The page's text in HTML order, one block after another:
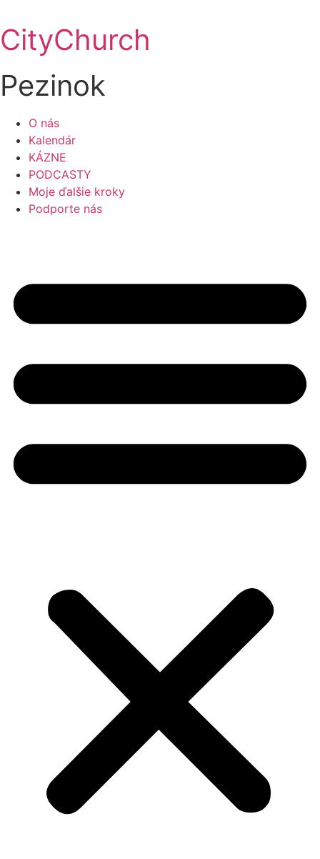
na
obsah
CityChurch
Pezinok
O nás
Kalendár
KÁZNE
PODCASTY
Moje ďalšie kroky
Podporte nás